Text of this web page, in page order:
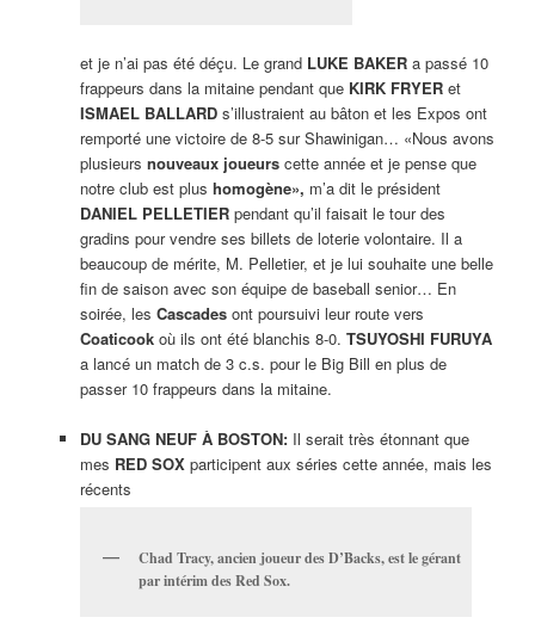
et je n’ai pas été déçu. Le grand LUKE BAKERa passé 10
frappeurs dans la mitaine pendant que KIRK FRYERet
ISMAEL BALLARDs’illustraient au bâton et les Expos ont
remporté une victoire de 8-5 sur Shawinigan… «Nous avons
plusieurs nouveaux joueurscette année et je pense que
notre club est plus homogène», m’a dit le président
DANIEL PELLETIERpendant qu’il faisait le tour des
gradins pour vendre ses billets de loterie volontaire. Il a
beaucoup de mérite, M. Pelletier, et je lui souhaite une belle
fin de saison avec son équipe de baseball senior… En
soirée, les Cascadesont poursuivi leur route vers
Coaticookoù ils ont été blanchis 8-0. TSUYOSHI FURUYA
a lancé un match de 3 c.s. pour le Big Bill en plus de
passer 10 frappeurs dans la mitaine.
DU SANG NEUF À BOSTON: Il serait très étonnant que
mes RED SOXparticipent aux séries cette année, mais les
récents
Chad Tracy, ancien joueur des D’Backs, est le gérant
par intérim des Red Sox.